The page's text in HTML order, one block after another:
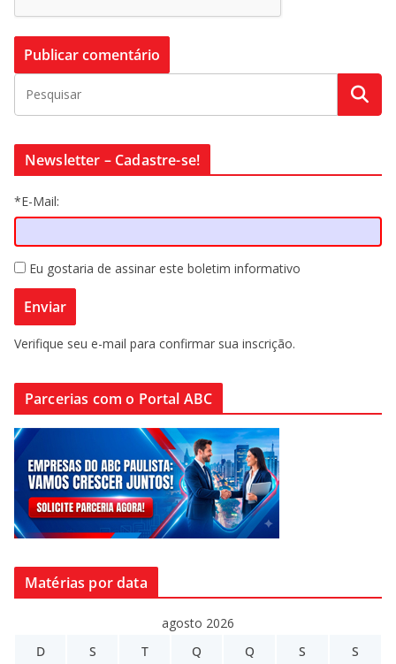
Newsletter – Cadastre-se!
*E-Mail:
Eu gostaria de assinar este boletim informativo
Verifique seu e-mail para confirmar sua inscrição.
Parcerias com o Portal ABC
Matérias por data
agosto 2026
D
S T Q Q S S